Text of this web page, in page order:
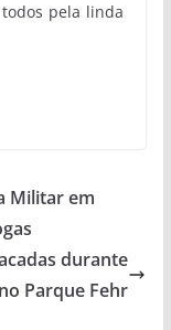
pela linda
Militar em
durante
Parque Fehr